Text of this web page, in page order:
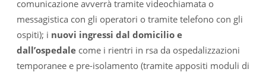
comunicazione avverrà tramite videochiamata o
messagistica con gli operatori o tramite telefono con gli
ospiti); i nuovi ingressi dal domicilio e
dall’ospedale come i rientri in rsa da ospedalizzazioni
temporanee e pre-isolamento (tramite appositi moduli di